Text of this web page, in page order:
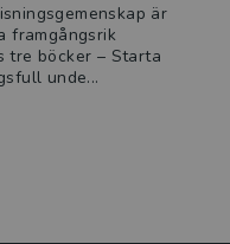
är
framgångsrik
tre böcker – Starta
unde...